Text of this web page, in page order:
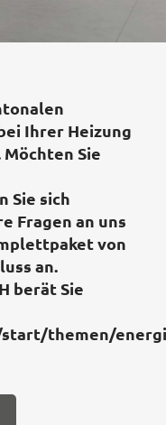
Ihrer Heizung
Sie
Sie sich
Fragen an uns
von
an.
berät Sie
start/themen/